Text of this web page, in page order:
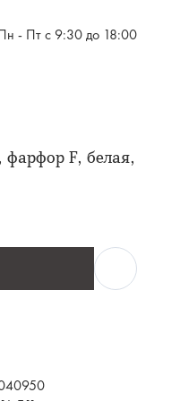
- Пт с 9:30 до 18:00
фарфор F, белая,